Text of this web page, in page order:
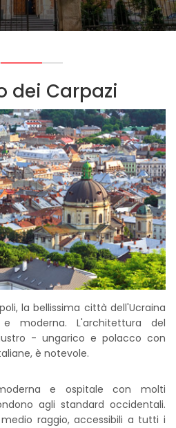
dei Carpazi
la bellissima città dell'Ucraina
moderna. L'architettura del
- ungarico e polacco con
è notevole.
e ospitale con molti
agli standard occidentali.
raggio, accessibili a tutti i